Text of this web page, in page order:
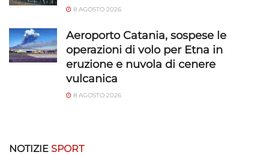
Utilizzare dati di geolocalizzazione precisi,
richieste attivamente.
Garantire la sicurezza, prevenire e
rilevare frodi, correggere errori, Erogare
e presentare pubblicità e contenuto,
8 AGOSTO 2026
Aeroporto Catania, sospese le
operazioni di volo per Etna in
eruzione e nuvola di cenere
vulcanica
8 AGOSTO 2026
NOTIZIE SPORT